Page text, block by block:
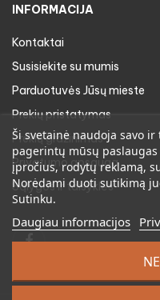
INFORMACIJA
Kontaktai
Susisiekite su mumis
Parduotuvės Jūsų mieste
Prekių pristatymas
Prekių gražinimas
Privatumo apsauga
Sąlygos ir taisyklės
Ši svetainė naudoja savo
pagerintų mūsų
įpročius, rodytų reklamą,
Norėdami duoti sutikimą
Sutinku.
Daugiau informacijos